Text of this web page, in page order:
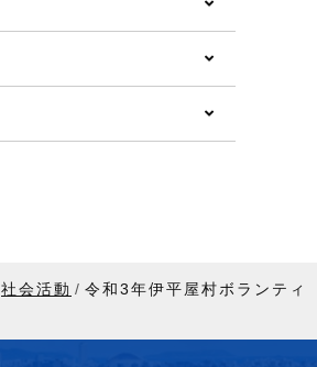
社会活動
令和3年伊平屋村ボランティ